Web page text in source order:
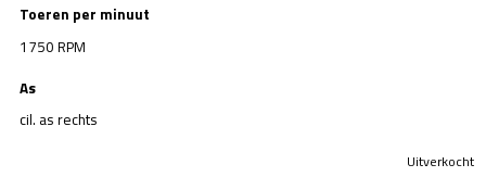
Toeren per minuut
1750 RPM
As
cil. as rechts
Uitverkocht